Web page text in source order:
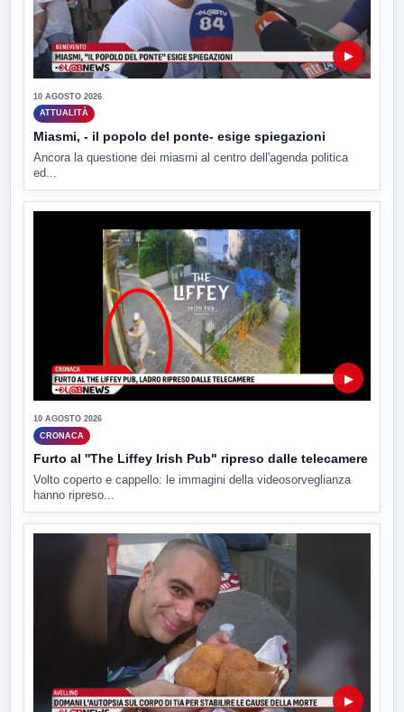
▶
10 AGOSTO 2026
ATTUALITÀ
Miasmi, - il popolo del ponte- esige spiegazioni
Ancora la questione dei miasmi al centro dell'agenda politica
ed...
▶
10 AGOSTO 2026
CRONACA
Furto al ''The Liffey Irish Pub" ripreso dalle telecamere
Volto coperto e cappello: le immagini della videosorveglianza
hanno ripreso...
▶